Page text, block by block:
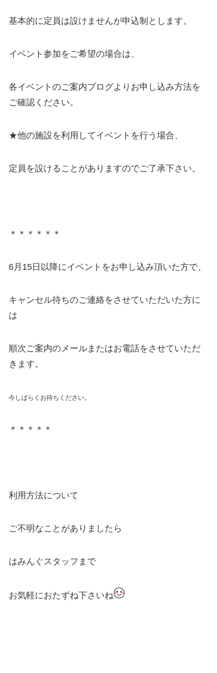
基本的に定員は設けませんが申込制とします。
イベント参加をご希望の場合は、
各イベントのご案内ブログよりお申し込み方法を
ご確認ください。
★他の施設を利用してイベントを行う場合、
定員を設けることがありますのでご了承下さい。
＊＊＊＊＊＊
6月15日以降にイベントをお申し込み頂いた方で、
キャンセル待ちのご連絡をさせていただいた方に
は
順次ご案内のメールまたはお電話をさせていただ
きます。
今しばらくお待ちください。
＊＊＊＊＊
利用方法について
ご不明なことがありましたら
はみんぐスタッフまで
お気軽におたずね下さいね